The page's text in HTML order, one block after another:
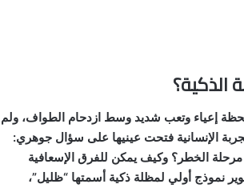
لحظة إعياء وتعب شديد وسط ازدحام الطواف، ولم
الإنسانية فتحت عينيها على سؤال جوهري:
الخطر؟ وكيف يمكن للفرق الإسعافية
نموذج أولي لمظلة ذكية أسمتها “ظليل”،